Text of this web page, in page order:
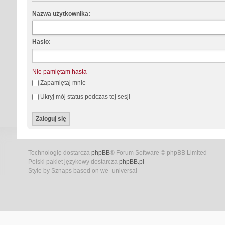
Nazwa użytkownika:
Hasło:
Nie pamiętam hasła
Zapamiętaj mnie
Ukryj mój status podczas tej sesji
Technologię dostarcza phpBB® Forum Software © phpBB Limited
Polski pakiet językowy dostarcza phpBB.pl
Style by Sznaps based on we_universal